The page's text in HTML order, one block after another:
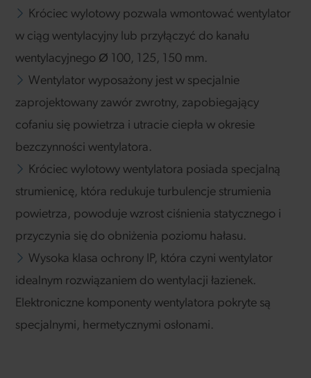
Króciec wylotowy pozwala wmontować wentylator
w ciąg wentylacyjny lub przyłączyć do kanału
wentylacyjnego Ø 100, 125, 150 mm.
Wentylator wyposażony jest w specjalnie
zaprojektowany zawór zwrotny, zapobiegający
cofaniu się powietrza i utracie ciepła w okresie
bezczynności wentylatora.
Króciec wylotowy wentylatora posiada specjalną
strumienicę, która redukuje turbulencje strumienia
powietrza, powoduje wzrost ciśnienia statycznego i
przyczynia się do obniżenia poziomu hałasu.
Wysoka klasa ochrony IP, która czyni wentylator
idealnym rozwiązaniem do wentylacji łazienek.
Elektroniczne komponenty wentylatora pokryte są
specjalnymi, hermetycznymi osłonami.